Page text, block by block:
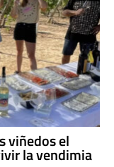
viñedos el
la vendimia